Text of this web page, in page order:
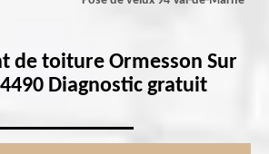
de toiture Ormesson Sur
Diagnostic gratuit